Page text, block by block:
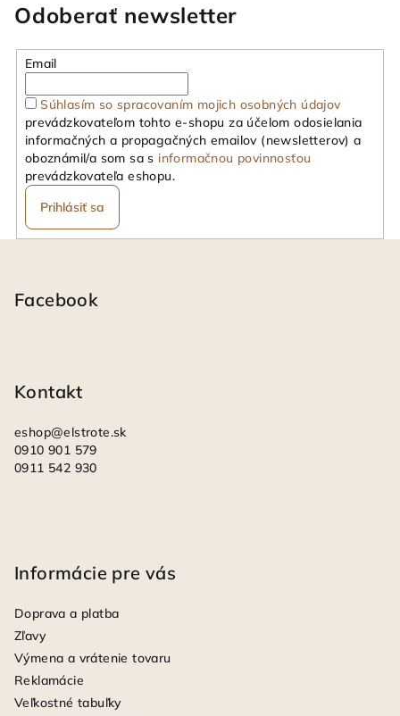
Odoberať newsletter
Email
Súhlasím so spracovaním mojich osobných údajov
prevádzkovateľom tohto e-shopu za účelom odosielania
informačných a propagačných emailov (newsletterov) a
oboznámil/a som sa s informačnou povinnosťou
prevádzkovateľa eshopu.
Prihlásiť sa
Facebook
Kontakt
eshop@elstrote.sk
0910 901 579
0911 542 930
Informácie pre vás
Doprava a platba
Zľavy
Výmena a vrátenie tovaru
Reklamácie
Veľkostné tabuľky